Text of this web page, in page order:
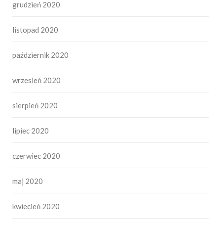
grudzień 2020
listopad 2020
październik 2020
wrzesień 2020
sierpień 2020
lipiec 2020
czerwiec 2020
maj 2020
kwiecień 2020